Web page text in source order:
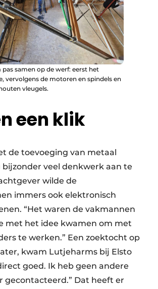
pas samen op de werf: eerst het
vervolgens de motoren en spindels en
vleugels.
een klik
de toevoeging van metaal
veel denkwerk aan te
wilde de
immers ook elektronisch
“Het waren de vakmannen
met het idee kwamen om met
te werken.” Een zoektocht op
kwam Lutjeharms bij Elsto
goed. Ik heb geen andere
gecontacteerd.” Dat heeft er